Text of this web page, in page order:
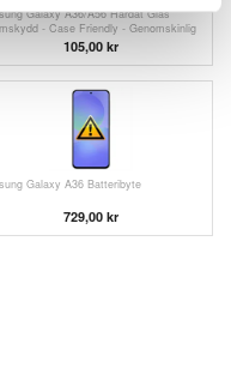
Galaxy A36/A56 Härdat Glas
- Case Friendly - Genomskinlig
105,00 kr
Galaxy A36 Batteribyte
729,00 kr